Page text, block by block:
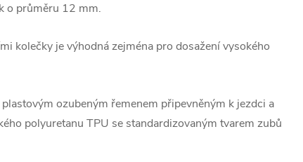
o průměru 12 mm.
kolečky je výhodná zejména pro dosažení vysokého
ozubeným řemenem připevněným k jezdci a
polyuretanu TPU se standardizovaným tvarem zubů